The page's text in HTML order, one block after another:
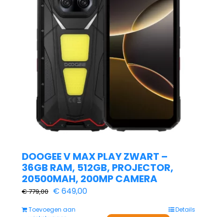
DOOGEE V MAX PLAY ZWART –
36GB RAM, 512GB, PROJECTOR,
20500MAH, 200MP CAMERA
€779,00 Oorspronkelijke
€ 649,00Huidige
Toevoegen aan
Details